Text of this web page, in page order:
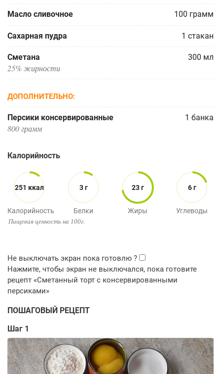
Масло сливочное 100 грамм
Сахарная пудра 1 стакан
Сметана 300 мл
25% жирности
ДОПОЛНИТЕЛЬНО
Персики консервированные 1 банка
800 грамм
Калорийность
251 ккал
Калорийность
3 г
Белки
23 г
Жиры
6 г
Углеводы
Пищевая ценность на 100г.
ПОШАГОВЫЙ РЕЦЕПТ
Шаг 1